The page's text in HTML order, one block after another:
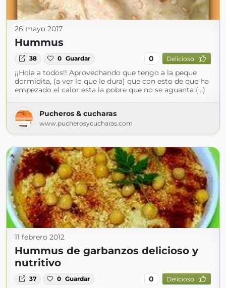
26 mayo 2017
Hummus
38 0 Guardar 0 Delicioso
¡¡Hola a todos!! Aprovechando que tengo a la peque
dormidita, (a ver lo que le dura) que con esto de que ha
empezado el calor esta la pobre que no se aguanta (...)
Pucheros & cucharas
www.pucherosycucharas.com
11 febrero 2012
Hummus de garbanzos delicioso y
nutritivo
37 0 Guardar 0 Delicioso